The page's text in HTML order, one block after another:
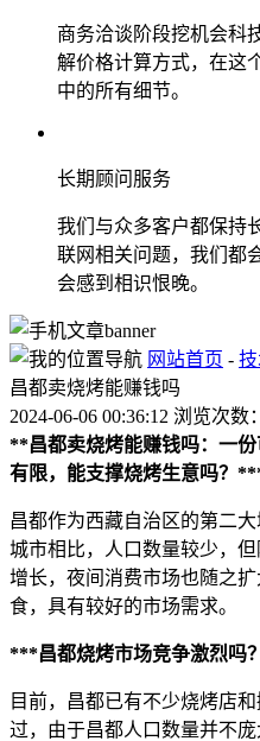
商务洽谈阶段挖机会科
解价格计算方式，在这
中的所有细节。
长期顾问服务
我们与众多客户都保持
联网相关问题，我们都
会感到相识恨晚。
网站首页 -
昌都卖烧烤能赚钱吗
2024-06-06 00:36:12 浏览次数
**昌都卖烧烤能赚钱吗：一
有限，能支撑烧烤生意吗？
昌都作为西藏自治区的第二
城市相比，人口数量较少，
增长，夜间消费市场也随之
食，具有较好的市场需求。
***昌都烧烤市场竞争激烈吗
目前，昌都已有不少烧烤店
过，由于昌都人口数量并不